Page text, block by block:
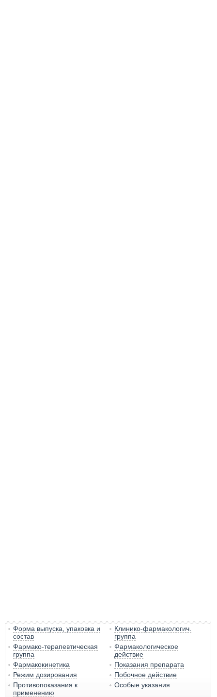
Форма выпуска, упаковка и
состав
Клинико-фармакологич.
группа
Фармако-терапевтическая
группа
Фармакологическое
действие
Фармакокинетика
Показания препарата
Режим дозирования
Побочное действие
Противопоказания к
применению
Особые указания